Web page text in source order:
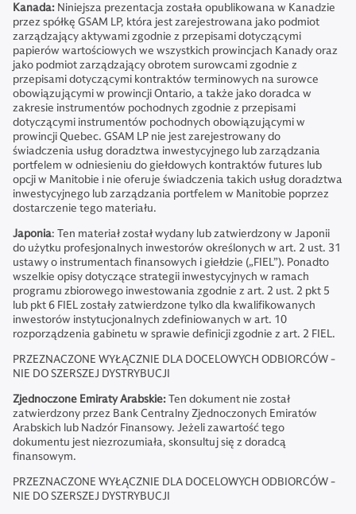
Kanada: Niniejsza prezentacja została opublikowana w Kanadzie
przez spółkę GSAM LP, która jest zarejestrowana jako podmiot
zarządzający aktywami zgodnie z przepisami dotyczącymi
papierów wartościowych we wszystkich prowincjach Kanady oraz
jako podmiot zarządzający obrotem surowcami zgodnie z
przepisami dotyczącymi kontraktów terminowych na surowce
obowiązującymi w prowincji Ontario, a także jako doradca w
zakresie instrumentów pochodnych zgodnie z przepisami
dotyczącymi instrumentów pochodnych obowiązującymi w
prowincji Quebec. GSAM LP nie jest zarejestrowany do
świadczenia usług doradztwa inwestycyjnego lub zarządzania
portfelem w odniesieniu do giełdowych kontraktów futures lub
opcji w Manitobie i nie oferuje świadczenia takich usług doradztwa
inwestycyjnego lub zarządzania portfelem w Manitobie poprzez
dostarczenie tego materiału.
Japonia: Ten materiał został wydany lub zatwierdzony w Japonii
do użytku profesjonalnych inwestorów określonych w art. 2 ust. 31
ustawy o instrumentach finansowych i giełdzie („FIEL”). Ponadto
wszelkie opisy dotyczące strategii inwestycyjnych w ramach
programu zbiorowego inwestowania zgodnie z art. 2 ust. 2 pkt 5
lub pkt 6 FIEL zostały zatwierdzone tylko dla kwalifikowanych
inwestorów instytucjonalnych zdefiniowanych w art. 10
rozporządzenia gabinetu w sprawie definicji zgodnie z art. 2 FIEL.
PRZEZNACZONE WYŁĄCZNIE DLA DOCELOWYCH ODBIORCÓW -
NIE DO SZERSZEJ DYSTRYBUCJI
Zjednoczone Emiraty Arabskie:Ten dokument nie został
zatwierdzony przez Bank Centralny Zjednoczonych Emiratów
Arabskich lub Nadzór Finansowy. Jeżeli zawartość tego
dokumentu jest niezrozumiała, skonsultuj się z doradcą
finansowym.
PRZEZNACZONE WYŁĄCZNIE DLA DOCELOWYCH ODBIORCÓW -
NIE DO SZERSZEJ DYSTRYBUCJI